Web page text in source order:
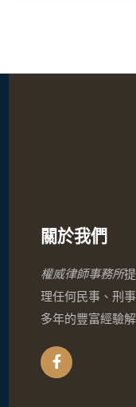
關於我們
權威律師事務所
理任何民事、刑
多年的豐富經驗